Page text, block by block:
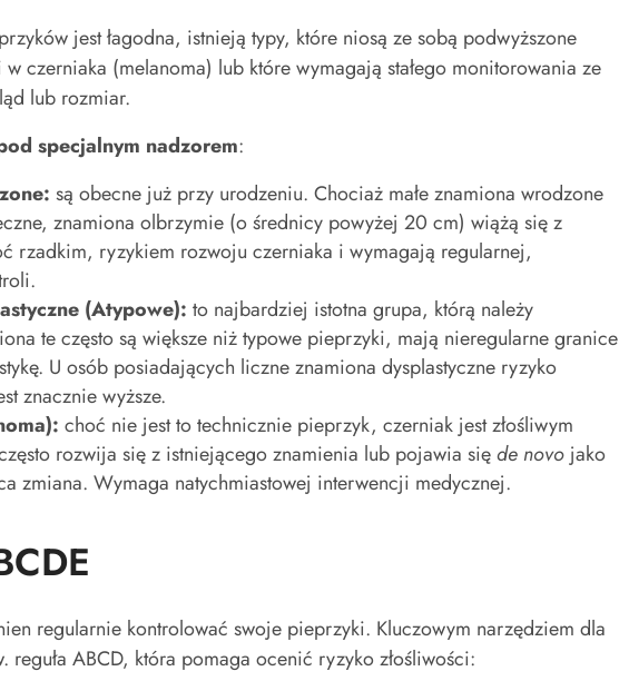
jest łagodna, istnieją typy, które niosą ze sobą podwyższone
czerniaka (melanoma) lub które wymagają stałego monitorowania ze
lub rozmiar.
specjalnym nadzorem:
są obecne już przy urodzeniu. Chociaż małe znamiona wrodzone
znamiona olbrzymie (o średnicy powyżej 20 cm) wiążą się z
rzadkim, ryzykiem rozwoju czerniaka i wymagają regularnej,
(Atypowe): to najbardziej istotna grupa, którą należy
te często są większe niż typowe pieprzyki, mają nieregularne granice
U osób posiadających liczne znamiona dysplastyczne ryzyko
znacznie wyższe.
choć nie jest to technicznie pieprzyk, czerniak jest złośliwym
rozwija się z istniejącego znamienia lub pojawia sięde novo jako
zmiana. Wymaga natychmiastowej interwencji medycznej.
regularnie kontrolować swoje pieprzyki. Kluczowym narzędziem dla
reguła ABCD, która pomaga ocenić ryzyko złośliwości: